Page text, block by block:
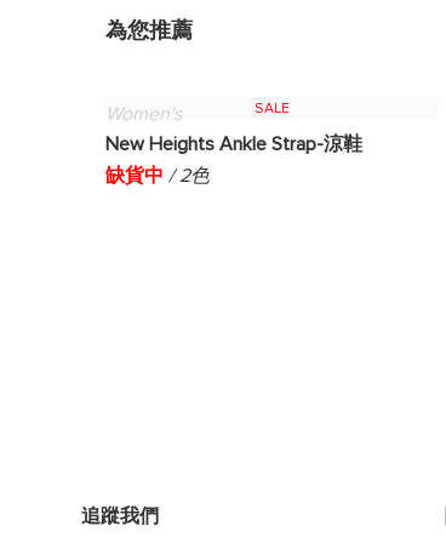
為您推薦
SALE
Women's
New Heights Ankle Strap-涼鞋
缺貨中 / 2色
追蹤我們